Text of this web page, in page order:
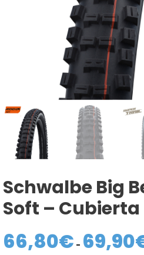
Schwalbe Big
Soft – Cubierta
66,80€ - 69,90